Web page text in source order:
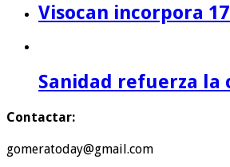
Visocan incorpora
Sanidad refuerza la
Contactar:
gomeratoday@gmail.com